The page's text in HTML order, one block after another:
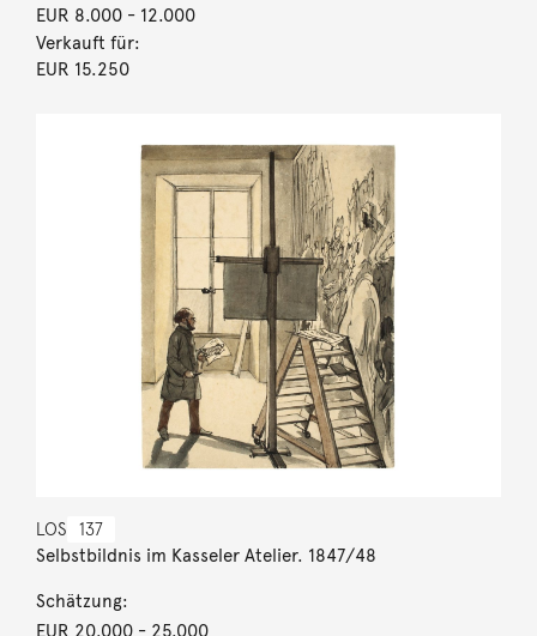
EUR 8.000- 12.000
Verkauft für:
EUR 15.250
LOS 137
Selbstbildnis im Kasseler Atelier. 1847/48
Schätzung:
EUR 20.000- 25.000